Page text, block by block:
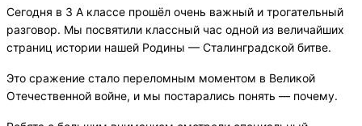
Сегодня в 3 А классе прошёл очень важный и трогательный
разговор. Мы посвятили классный час одной из величайших
страниц истории нашей Родины — Сталинградской битве.
Это сражение стало переломным моментом в Великой
Отечественной войне, и мы постарались понять — почему.